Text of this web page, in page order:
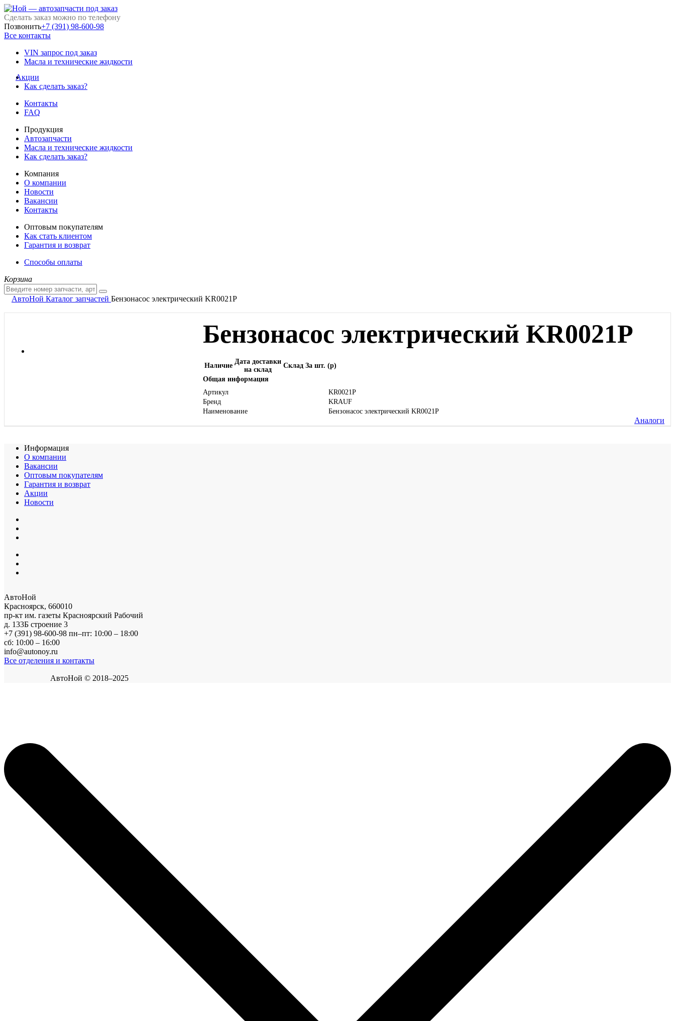
Сделать заказ можно по телефону
Позвонить+7 (391) 98-600-98
Все контакты
VIN запрос под заказ
Масла и технические жидкости
Акции
Как сделать заказ?
Контакты
FAQ
Продукция
Автозапчасти
Масла и технические жидкости
Как сделать заказ?
Компания
О компании
Новости
Вакансии
Контакты
Оптовым покупателям
Как стать клиентом
Гарантия и возврат
Способы оплаты
Корзина
АвтоНой Каталог запчастей Бензонасос электрический KR0021P
Бензонасос электрический KR0021P
Наличие
Дата доставки
на склад
Склад За шт. (p)
Общая информация
Артикул
KR0021P
Бренд
KRAUF
Наименование
Бензонасос электрический KR0021P
Аналоги
Информация
О компании
Вакансии
Оптовым покупателям
Гарантия и возврат
Акции
Новости
АвтоНой
Красноярск, 660010
пр-кт им. газеты Красноярский Рабочий
д. 133Б строение 3
+7 (391) 98-600-98 пн–пт: 10:00 – 18:00
сб: 10:00 – 16:00
info@autonoy.ru
Все отделения и контакты
АвтоНой © 2018–2025